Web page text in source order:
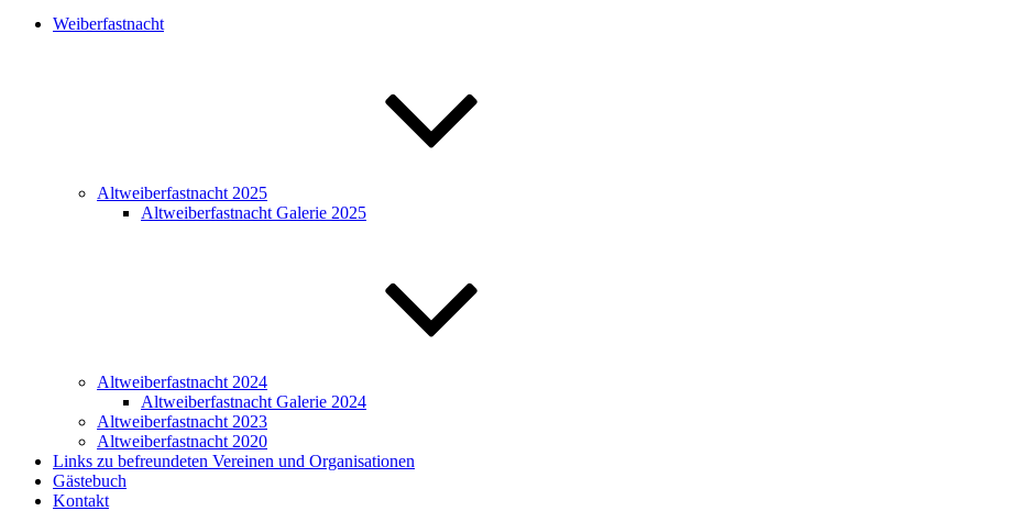
Weiberfastnacht
Altweiberfastnacht 2025
Altweiberfastnacht Galerie 2025
Altweiberfastnacht 2024
Altweiberfastnacht Galerie 2024
Altweiberfastnacht 2023
Altweiberfastnacht 2020
Links zu befreundeten Vereinen und Organisationen
Gästebuch
Kontakt